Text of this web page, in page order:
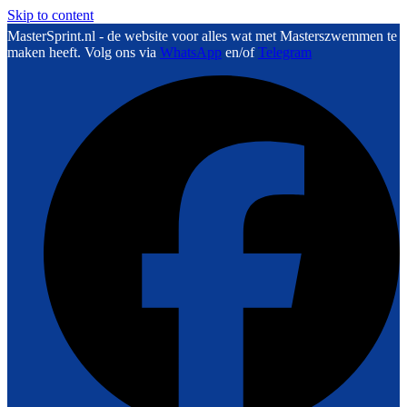
Skip to content
MasterSprint.nl - de website voor alles wat met Masterszwemmen te
maken heeft. Volg ons via WhatsApp en/ofTelegram